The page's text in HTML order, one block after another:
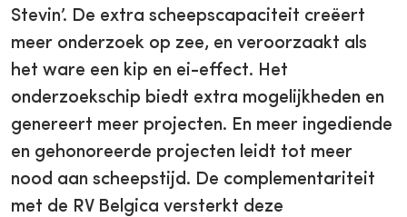
Stevin’. De extra scheepscapaciteit creëert
meer onderzoek op zee, en veroorzaakt als
het ware een kip en ei-effect. Het
onderzoekschip biedt extra mogelijkheden en
genereert meer projecten. En meer ingediende
en gehonoreerde projecten leidt tot meer
nood aan scheepstijd. De complementariteit
met de RV Belgica versterkt deze